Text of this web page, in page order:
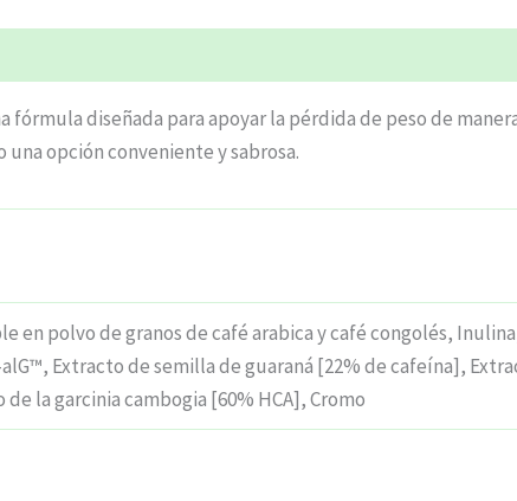
diseñada para apoyar la pérdida de peso de
opción conveniente y sabrosa.
en polvo de granos de café arabica y café congolés,
Extracto de semilla de guaraná [22% de cafeína],
la garcinia cambogia [60% HCA], Cromo